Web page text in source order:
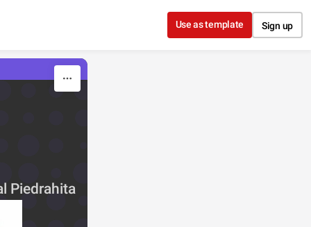
Use as template Sign up
Piedrahita